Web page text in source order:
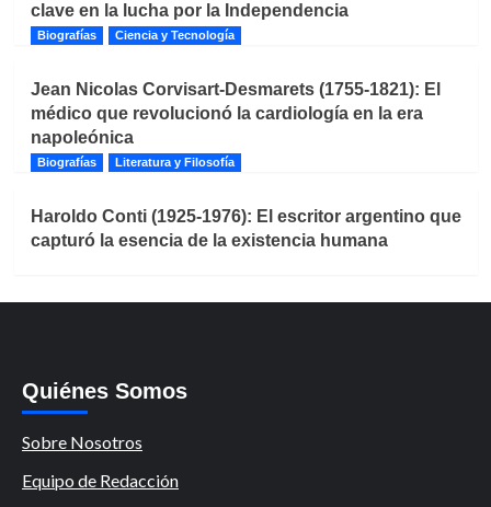
clave en la lucha por la Independencia
Biografías Ciencia y Tecnología
Jean Nicolas Corvisart-Desmarets (1755-1821): El
médico que revolucionó la cardiología en la era
napoleónica
Biografías Literatura y Filosofía
Haroldo Conti (1925-1976): El escritor argentino que
capturó la esencia de la existencia humana
Quiénes Somos
Sobre Nosotros
Equipo de Redacción